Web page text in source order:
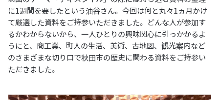
に1週間を要したという油谷さん。今回は何と丸々1ヵ月かけ
て厳選した資料をご持参いただきました。どんな人が参加す
るかわからないから、一人ひとりの興味関心に引っかかるよ
うにと、商工業、町人の生活、美術、古地図、観光案内など
のさまざまな切り口で秋田市の歴史に関わる資料をご持参い
ただきました。